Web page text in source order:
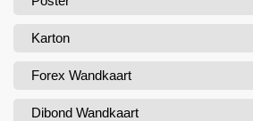
Karton
Forex Wandkaart
Dibond Wandkaart